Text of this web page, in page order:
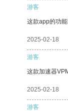
游客
这款app的功
2025-02-18
游客
这款加速器
2025-02-18
游客